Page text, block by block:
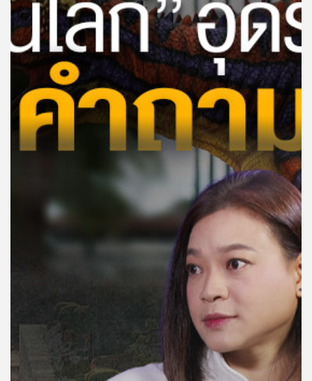
เพล
ย์
สต์
ของ
คุณ
บทความ
กับ